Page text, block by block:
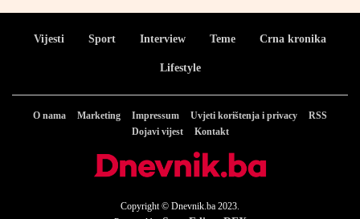
Vijesti Sport Interview Teme Crna kronika
Lifestyle
O nama Marketing Impressum Uvjeti korištenja i privacy
RSS
Dojavi vijest
Kontakt
Copyright © Dnevnik.ba 2023.